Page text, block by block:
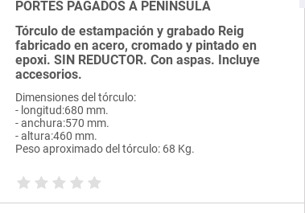
PORTES PAGADOS A PENÍNSULA
Tórculo de estampación y grabado Reig
fabricado en acero, cromado y pintado en
epoxi. SIN REDUCTOR. Con aspas. Incluye
accesorios.
Dimensiones del tórculo:
- longitud:680 mm.
- anchura:570 mm.
- altura:460 mm.
Peso aproximado del tórculo: 68 Kg.